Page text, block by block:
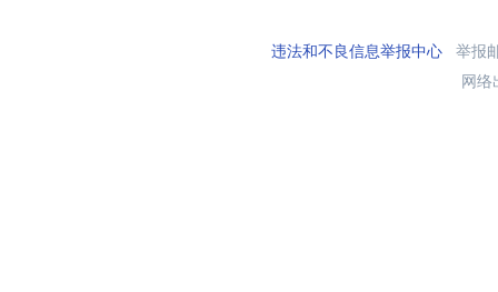
违法和不良信息举报中心举报
网